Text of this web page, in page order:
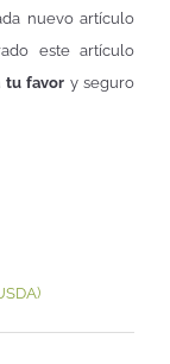
nuevo artículo
este artículo
tu favor y seguro